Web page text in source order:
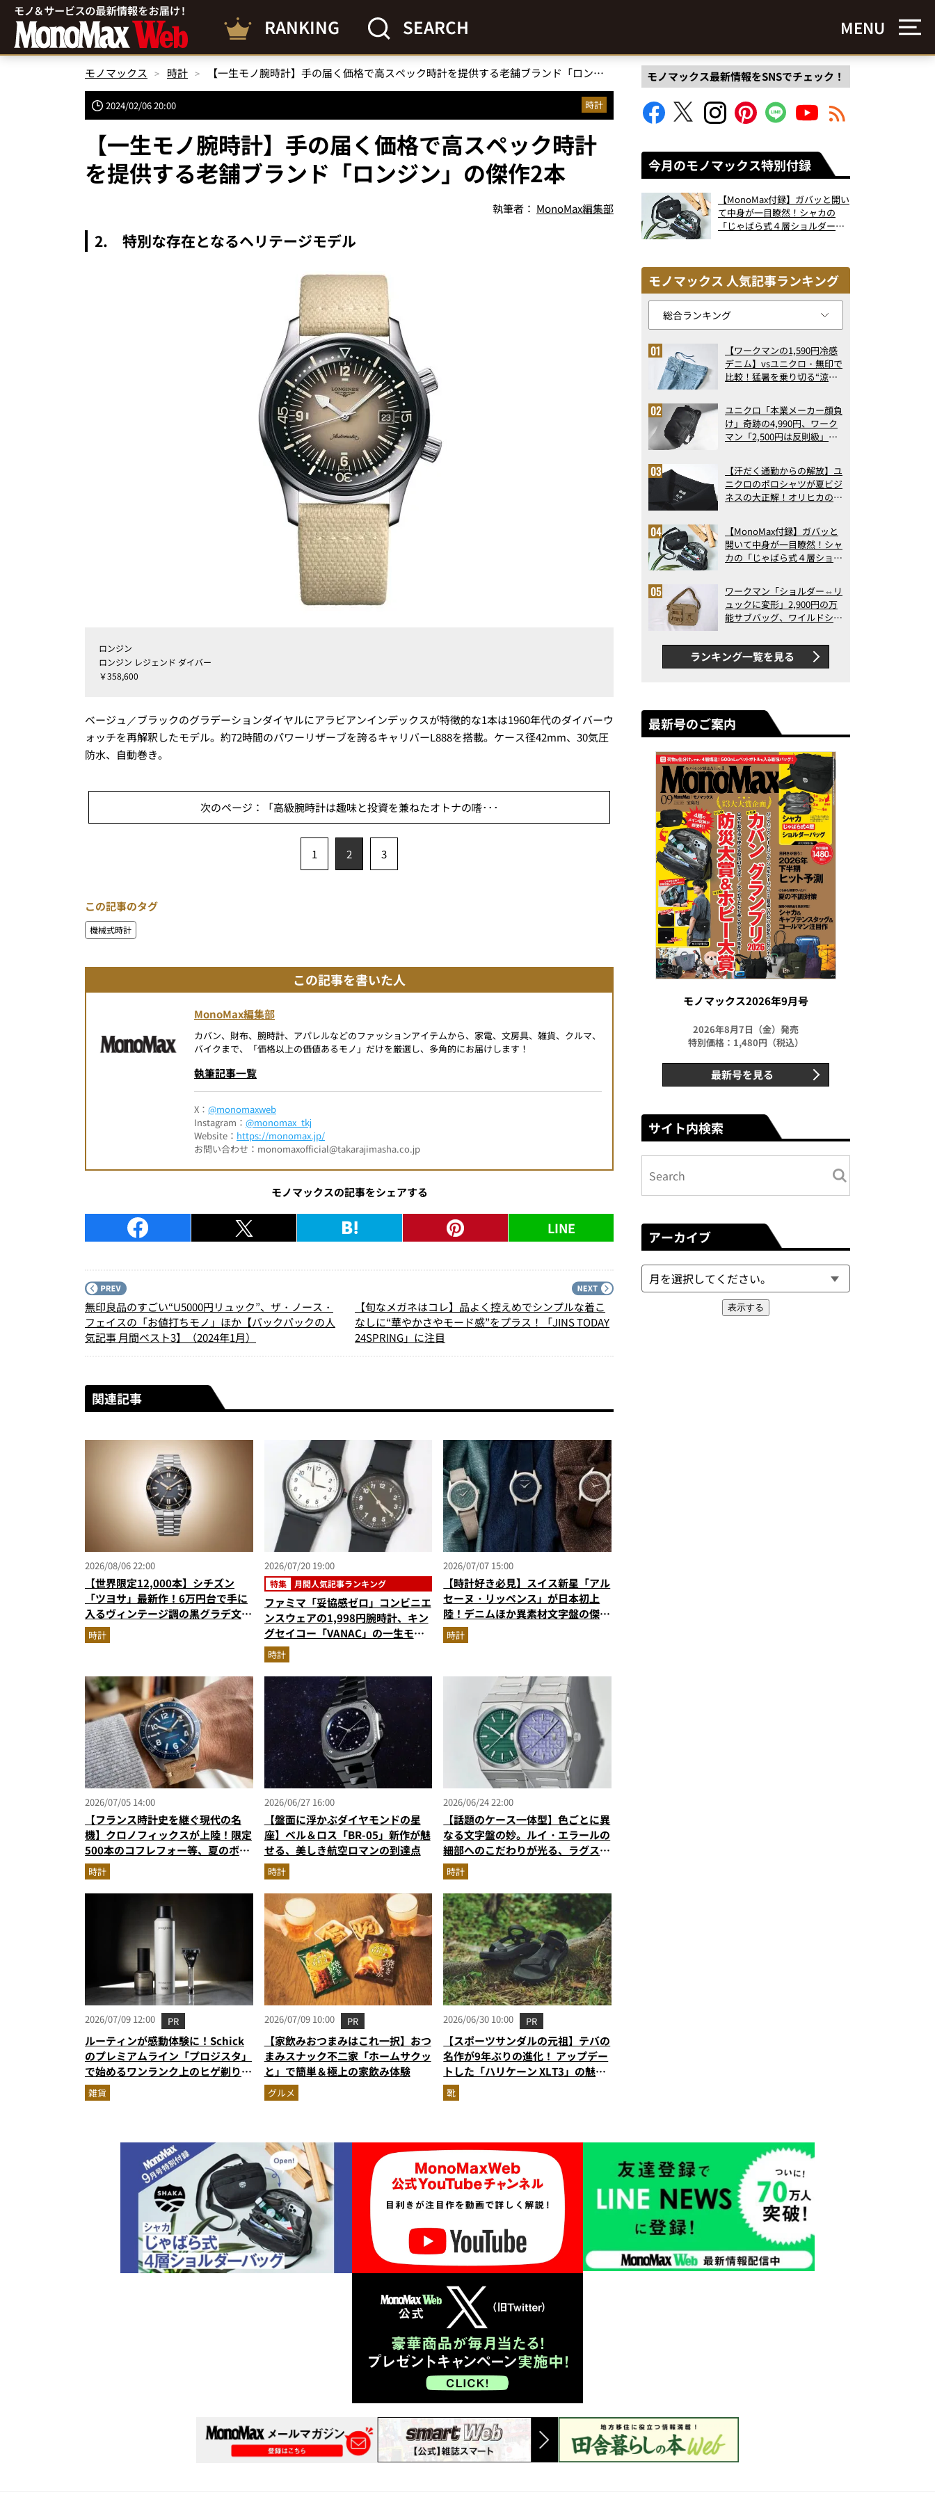
RANKING SEARCH MENU
モノマックス 時計 【一生モノ腕時計】手の届く価格で高スペック時計を提供する老舗ブランド「ロンジン」の傑作2本
2024/02/06 20:00 時計
【一生モノ腕時計】手の届く価格で高スペック時計
を提供する老舗ブランド「ロンジン」の傑作2本
執筆者： MonoMax編集部
2. 特別な存在となるヘリテージモデル
ロンジン
ロンジン レジェンド ダイバー
￥358,600
ベージュ／ブラックのグラデーションダイヤルにアラビアンインデックスが特徴的な1本は1960年代のダイバーウ
ォッチを再解釈したモデル。約72時間のパワーリザーブを誇るキャリバーL888を搭載。ケース径42mm、30気圧
防水、自動巻き。
次のページ：「高級腕時計は趣味と投資を兼ねたオトナの嗜･･･
1 2 3
この記事のタグ
機械式時計
この記事を書いた人
MonoMax編集部
カバン、財布、腕時計、アパレルなどのファッションアイテムから、家電、文房具、雑貨、クルマ、
バイクまで、「価格以上の価値あるモノ」だけを厳選し、多角的にお届けします！
執筆記事一覧
X： @monomaxweb
Instagram： @monomax_tkj
Website： https://monomax.jp/
お問い合わせ：monomaxofficial@takarajimasha.co.jp
モノマックスの記事をシェアする
LINE
無印良品のすごい“U5000円リュック”、ザ・ノース・
フェイスの「お値打ちモノ」ほか【バックパックの人
気記事 月間ベスト3】（2024年1月）
【旬なメガネはコレ】品よく控えめでシンプルな着こ
なしに“華やかさやモード感”をプラス！「JINS TODAY
24SPRING」に注目
関連記事
2026/08/06 22:00
【世界限定12,000本】シチズン
「ツヨサ」最新作！6万円台で手に
入るヴィンテージ調の黒グラデ文字
盤が男心をくすぐる
時計
2026/07/20 19:00
特集 月間人気記事ランキング
ファミマ「妥協感ゼロ」コンビニエ
ンスウェアの1,998円腕時計、キン
グセイコー「VANAC」の一生モ
ノ…ほか【時計の人気記事ランキン
グベスト3】（2026年6月版）
時計
2026/07/07 15:00
【時計好き必見】スイス新星「アル
セーヌ・リッペンス」が日本初上
陸！デニムほか異素材文字盤の傑作
を解説
時計
2026/07/05 14:00
【フランス時計史を継ぐ現代の名
機】クロノフィックスが上陸！限定
500本のコフレフォー等、夏のボー
ナスで狙う新作
時計
2026/06/27 16:00
【盤面に浮かぶダイヤモンドの星
座】ベル＆ロス「BR-05」新作が魅
せる、美しき航空ロマンの到達点
時計
2026/06/24 22:00
【話題のケース一体型】色ごとに異
なる文字盤の妙。ルイ・エラールの
細部へのこだわりが光る、ラグスポ
の新星「2340」
時計
2026/07/09 12:00 PR
ルーティンが感動体験に！Schick
のプレミアムライン「プロジスタ」
で始めるワンランク上のヒゲ剃り習
慣
雑貨
2026/07/09 10:00 PR
【家飲みおつまみはこれ一択】おつ
まみスナック不二家「ホームサクッ
と」で簡単＆極上の家飲み体験
グルメ
2026/06/30 10:00 PR
【スポーツサンダルの元祖】テバの
名作が9年ぶりの進化！ アップデー
トした「ハリケーン XLT3」の魅力
を識者があらゆる角度から徹底解
説！
靴
モノマックス最新情報をSNSでチェック！
今月のモノマックス特別付録
【MonoMax付録】ガバッと開い
て中身が一目瞭然！シャカの
「じゃばら式４層ショルダーバ
モノマックス 人気記事ランキング
【ワークマンの1,590円冷感
デニム】vsユニクロ・無印で
比較！猛暑を乗り切る“涼感
で決定版
ユニクロ「本業メーカー顔負
け」奇跡の4,990円、ワーク
マン「2,500円は反則級」凄
ト3】（2026年6月版）
【汗だく通勤からの解放】ユ
ニクロのポロシャツが夏ビジ
ネスの大正解！オリヒカの透
アの実力
【MonoMax付録】ガバッと
開いて中身が一目瞭然！シャ
カの「じゃばら式４層ショル
った！
ワークマン「ショルダー⇔リ
ュックに変形」2,900円の万
能サブバッグ、ワイルドシン
録…ほか【休日バッグの人気
記事ランキングベスト3】
（2026年6月版）
ランキング一覧を見る
最新号のご案内
モノマックス2026年9月号
2026年8月7日（金）発売
特別価格：1,480円（税込）
最新号を見る
サイト内検索
アーカイブ
表示する